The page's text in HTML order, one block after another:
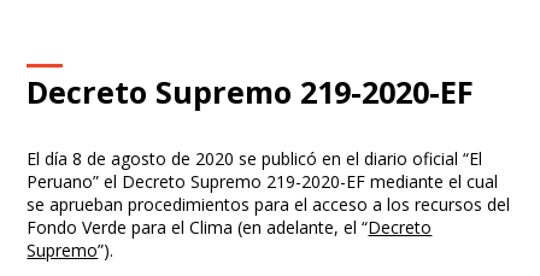
Decreto Supremo 219-2020-EF
El día 8 de agosto de 2020 se publicó en el diario oficial “El
Peruano” el Decreto Supremo 219-2020-EF mediante el cual
se aprueban procedimientos para el acceso a los recursos del
Fondo Verde para el Clima (en adelante, el “Decreto
Supremo”).